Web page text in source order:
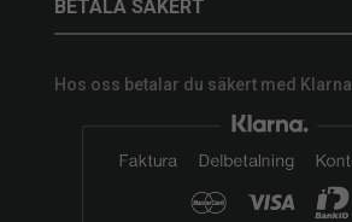
BETALA SÄKERT
Hos oss betalar du säkert med Klarna.